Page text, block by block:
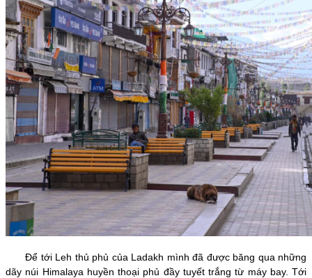
Để tới Leh thủ phủ của Ladakh mình đã được băng qua những
dãy núi Himalaya huyền thoại phủ đầy tuyết trắng từ máy bay. Tới